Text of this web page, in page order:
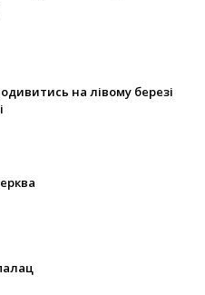
на лівому березі